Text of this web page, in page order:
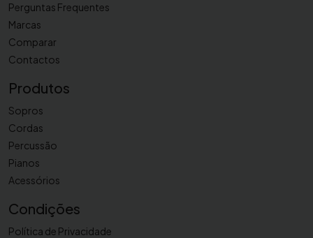
Perguntas Frequentes
Marcas
Comparar
Contactos
Produtos
Sopros
Cordas
Percussão
Pianos
Acessórios
Condições
Política de Privacidade